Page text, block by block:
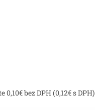
bez DPH (0,12€ s DPH)